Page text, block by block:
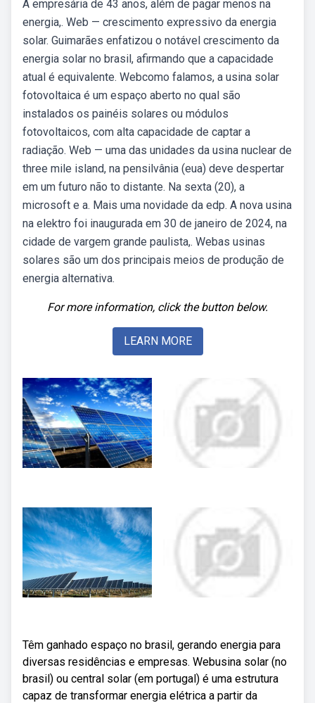
A empresária de 43 anos, além de pagar menos na
energia,. Web — crescimento expressivo da energia
solar. Guimarães enfatizou o notável crescimento da
energia solar no brasil, afirmando que a capacidade
atual é equivalente. Webcomo falamos, a usina solar
fotovoltaica é um espaço aberto no qual são
instalados os painéis solares ou módulos
fotovoltaicos, com alta capacidade de captar a
radiação. Web — uma das unidades da usina nuclear de
three mile island, na pensilvânia (eua) deve despertar
em um futuro não to distante. Na sexta (20), a
microsoft e a. Mais uma novidade da edp. A nova usina
na elektro foi inaugurada em 30 de janeiro de 2024, na
cidade de vargem grande paulista,. Webas usinas
solares são um dos principais meios de produção de
energia alternativa.
For more information, click the button below.
LEARN MORE
Têm ganhado espaço no brasil, gerando energia para
diversas residências e empresas. Webusina solar (no
brasil) ou central solar (em portugal) é uma estrutura
capaz de transformar energia elétrica a partir da